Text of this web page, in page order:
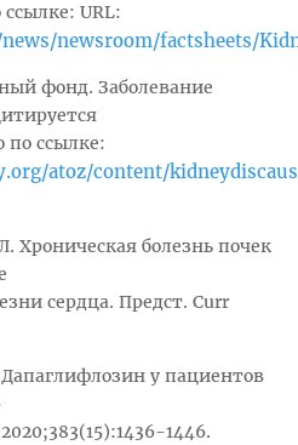
URL:
newsroom/factsheets/
фонд. Заболевание
по ссылке:
atoz/content/
Хроническая болезнь почек
сердца. Предст. Curr
у пациентов
1446.